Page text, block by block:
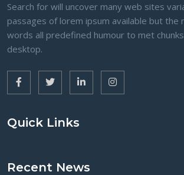
Search for will uncover many web sites
passages of lorem ipsum available but the
words all predefined humour to met
desktop.
Quick Links
Recent News